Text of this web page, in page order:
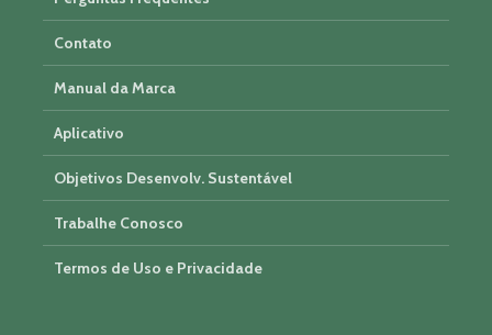
Contato
Manual da Marca
Aplicativo
Objetivos Desenvolv. Sustentável
Trabalhe Conosco
Termos de Uso e Privacidade